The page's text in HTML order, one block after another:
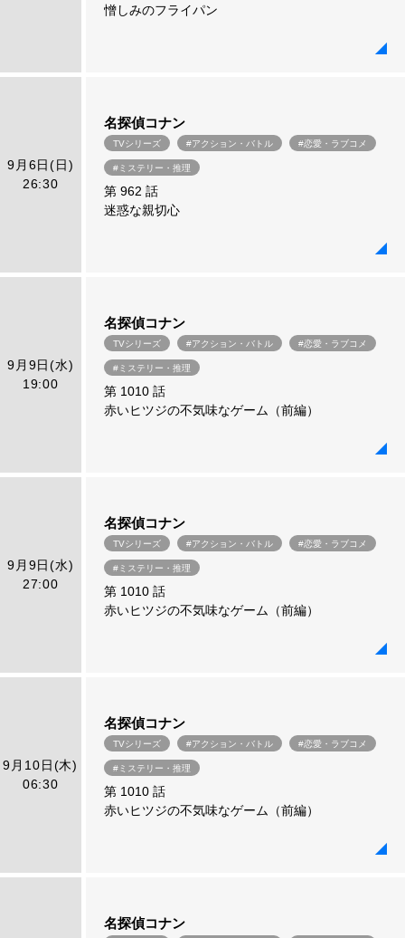
憎しみのフライパン
9月6日(日)
26:30
名探偵コナン
TVシリーズ #アクション・バトル #恋愛・ラブコメ
#ミステリー・推理
第 962 話
迷惑な親切心
9月9日(水)
19:00
名探偵コナン
TVシリーズ #アクション・バトル #恋愛・ラブコメ
#ミステリー・推理
第 1010 話
赤いヒツジの不気味なゲーム（前編）
9月9日(水)
27:00
名探偵コナン
TVシリーズ #アクション・バトル #恋愛・ラブコメ
#ミステリー・推理
第 1010 話
赤いヒツジの不気味なゲーム（前編）
9月10日(木)
06:30
名探偵コナン
TVシリーズ #アクション・バトル #恋愛・ラブコメ
#ミステリー・推理
第 1010 話
赤いヒツジの不気味なゲーム（前編）
名探偵コナン